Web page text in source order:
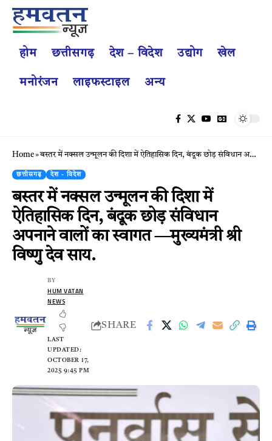
होम छत्तीसगढ़ देश – विदेश उद्योग खेल
मनोरंजन लाइफस्टाइल अन्य
Home»बस्तर में नक्सल उन्मूलन की दिशा में ऐतिहासिक दिन, बंदूक छोड़ संविधान अपनाने वालों का स्वागत —मुख्यमंत्री श्री विष्णु देव साय.
छत्तीसगढ़ देश - विदेश
बस्तर में नक्सल उन्मूलन की दिशा में
ऐतिहासिक दिन, बंदूक छोड़ संविधान
अपनाने वालों का स्वागत —मुख्यमंत्री श्री
विष्णु देव साय.
LAST
UPDATED:
OCTOBER 17,
2025 9:45 PM
BY
HUM VATAN
NEWS
SHARE